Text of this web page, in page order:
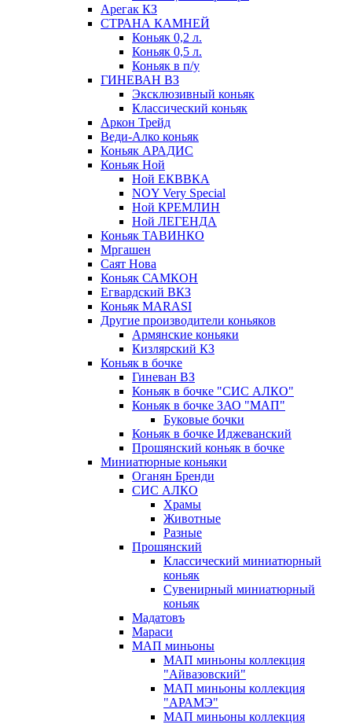
Арегак КЗ
СТРАНА КАМНЕЙ
Коньяк 0,2 л.
Коньяк 0,5 л.
Коньяк в п/у
ГИНЕВАН ВЗ
Эксклюзивный коньяк
Классический коньяк
Аркон Трейд
Веди-Алко коньяк
Коньяк АРАДИС
Коньяк Ной
Ной ЕКВВКА
NOY Very Special
Ной КРЕМЛИН
Ной ЛЕГЕНДА
Коньяк ТАВИНКО
Мргашен
Саят Нова
Коньяк САМКОН
Егвардский ВКЗ
Коньяк MARASI
Другие производители коньяков
Армянские коньяки
Кизлярский КЗ
Коньяк в бочке
Гиневан ВЗ
Коньяк в бочке "СИС АЛКО"
Коньяк в бочке ЗАО "МАП"
Буковые бочки
Коньяк в бочке Иджеванский
Прошянский коньяк в бочке
Миниатюрные коньяки
Оганян Бренди
СИС АЛКО
Храмы
Животные
Разные
Прошянский
Классический миниатюрный
коньяк
Сувенирный миниатюрный
коньяк
Мадатовъ
Мараси
МАП миньоны
МАП миньоны коллекция
"Айвазовский"
МАП миньоны коллекция
"АРАМЭ"
МАП миньоны коллекция